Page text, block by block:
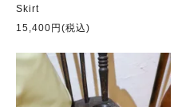
Skirt
15,400円(税込)